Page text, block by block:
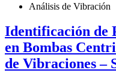
Análisis de Vibración
Identificación de
en Bombas
de Vibraciones –